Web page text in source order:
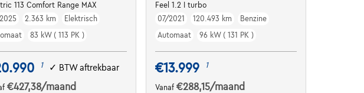
113 Comfort Range MAX
2.363 km
Elektrisch
83 kW ( 113 PK )
1 ✓ BTW aftrekbaar
€427,38/maand
Feel 1.2 I turbo
07/2021
120.493 km
Benzine
Automaat
96 kW ( 131 PK )
€13.999 1
Vanaf€288,15/maand